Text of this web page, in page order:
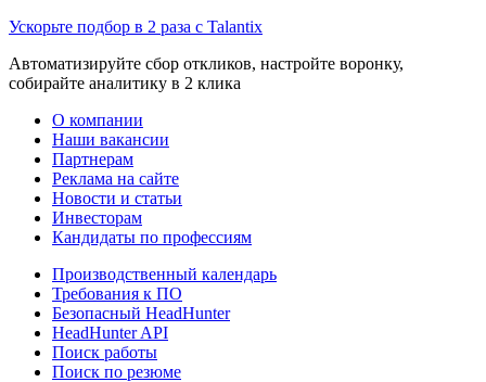
Ускорьте подбор в 2 раза с Talantix
Автоматизируйте сбор откликов, настройте воронку,
собирайте аналитику в 2 клика
О компании
Наши вакансии
Партнерам
Реклама на сайте
Новости и статьи
Инвесторам
Кандидаты по профессиям
Производственный календарь
Требования к ПО
Безопасный HeadHunter
HeadHunter API
Поиск работы
Поиск по резюме